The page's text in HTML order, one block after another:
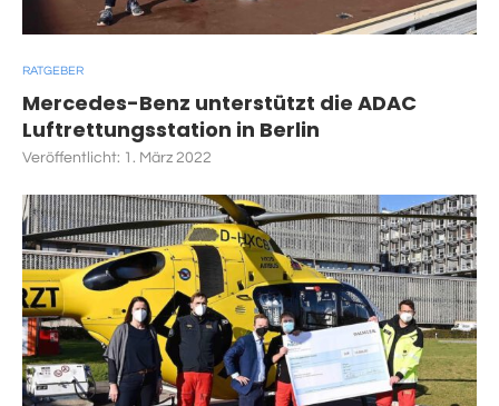
RATGEBER
Mercedes-Benz unterstützt die ADAC
Luftrettungsstation in Berlin
Veröffentlicht: 1. März 2022